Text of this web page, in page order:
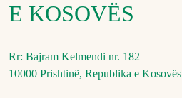
E KOSOVËS
Rr: Bajram Kelmendi nr. 182
10000 Prishtinë, Republika e Kosovës